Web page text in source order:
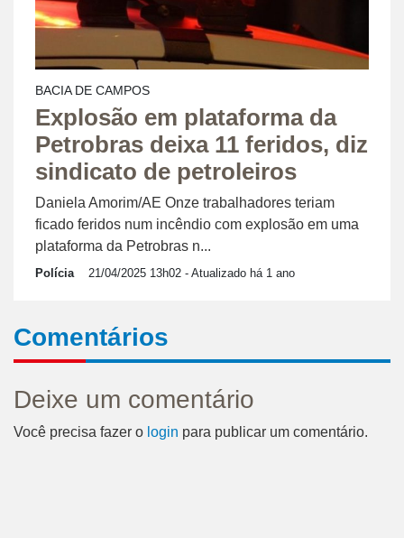
BACIA DE CAMPOS
Explosão em plataforma da
Petrobras deixa 11 feridos, diz
sindicato de petroleiros
Daniela Amorim/AE Onze trabalhadores teriam
ficado feridos num incêndio com explosão em uma
plataforma da Petrobras n...
Polícia 21/04/2025 13h02 - Atualizado há 1 ano
Comentários
Deixe um comentário
Você precisa fazer o login para publicar um comentário.